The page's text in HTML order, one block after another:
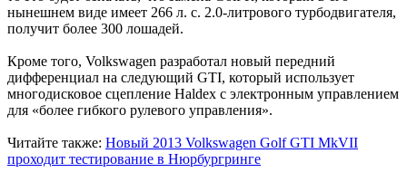
нынешнем виде имеет 266 л. с. 2.0-литрового турбодвигателя,
получит более 300 лошадей.
Кроме того, Volkswagen разработал новый передний
дифференциал на следующий GTI, который использует
многодисковое сцепление Haldex с электронным управлением
для «более гибкого рулевого управления».
Читайте также: Новый 2013 Volkswagen Golf GTI MkVII
проходит тестирование в Нюрбургринге